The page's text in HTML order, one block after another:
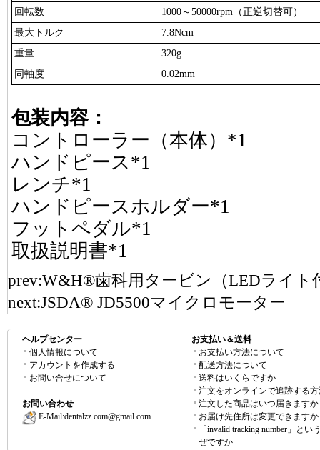
回転数
1000～50000rpm（正逆切替可）
最大トルク
7.8Ncm
重量
320g
同軸度
0.02mm
包装内容：
コントローラー（本体）*1
ハンドピース*1
レンチ*1
ハンドピースホルダー*1
フットペダル*1
取扱説明書*1
prev:W&H®歯科用タービン（LEDライト
next:JSDA® JD5500マイクロモーター
ヘルプセンター
個人情報について
アカウントを作成する
お問い合せについて
お問い合わせ
E-Mail:dentalzz.com@gmail.com
お支払い＆送料
お支払い方法について
配送方法について
送料はいくらですか
注文をオンラインで追跡する
注文した商品はいつ届きますか
お届け先住所は変更できますか
「invalid tracking number」とい
ぜですか